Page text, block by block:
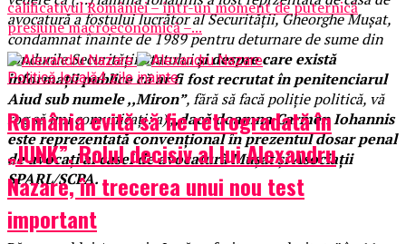
avocatură a fostului lucrător al Securității, Gheorghe Mușat,
condamnat înainte de 1989 pentru deturnare de sume din
fondurile Securității Statuluiși despre care există
informații publice că ar fi fost recrutat în penitenciarul
Aiud sub numele ,,Miron”, fără să facă poliție politică, vă
rog să îmi comunicați: a) ,,dacă doamna Carmen Iohannis
este reprezentată convențional în prezentul dosar penal
de avocați ai casei de avocatură Mușat și Asociații
SPARL/SCPA.
calificativul României – într-un moment de puternică
presiune macroeconomică –...
Politică locală4 zile inainte
România evită să fie retrogradată în
„JUNK”. Rolul decisiv al lui Alexandru
Nazare, în trecerea unui nou test
important